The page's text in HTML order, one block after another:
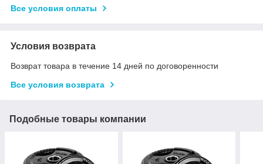
Все условия оплаты
Условия возврата
Возврат товара в течение 14 дней по договоренности
Все условия возврата
Подобные товары компании